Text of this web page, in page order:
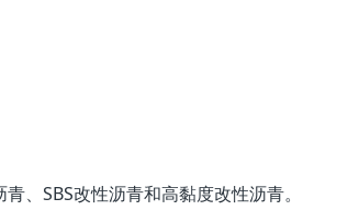
、SBS改性沥青和高黏度改性沥青。